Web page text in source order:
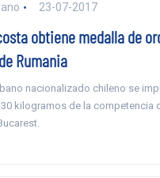
23-07-2017
obtiene medalla de
Rumania
nacionalizado chileno se
kilogramos de la competencia